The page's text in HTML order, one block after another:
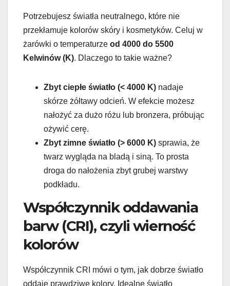
Potrzebujesz światła neutralnego, które nie
przekłamuje kolorów skóry i kosmetyków. Celuj w
żarówki o temperaturze od 4000 do 5500
Kelwinów (K). Dlaczego to takie ważne?
Zbyt ciepłe światło (< 4000 K) nadaje
skórze żółtawy odcień. W efekcie możesz
nałożyć za dużo różu lub bronzera, próbując
ożywić cerę.
Zbyt zimne światło (> 6000 K) sprawia, że
twarz wygląda na bladą i siną. To prosta
droga do nałożenia zbyt grubej warstwy
podkładu.
Współczynnik oddawania
barw (CRI), czyli wierność
kolorów
Współczynnik CRI mówi o tym, jak dobrze światło
oddaje prawdziwe kolory. Idealne światło